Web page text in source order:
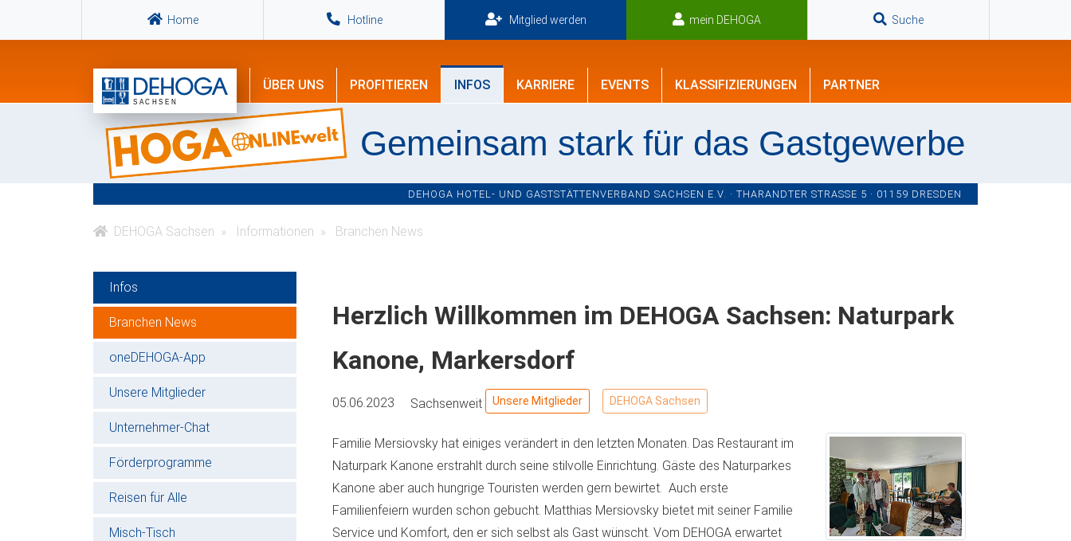
Home Hotline Mitglied werden mein DEHOGA Suche
ÜBER UNS PROFITIEREN INFOS KARRIERE EVENTS KLASSIFIZIERUNGEN PARTNER
Gemeinsam stark für das Gastgewerbe
DEHOGA HOTEL- UND GASTSTÄTTENVERBAND SACHSEN E.V. · THARANDTER STRASSE 5 · 01159 DRESDEN
DEHOGA Sachsen Informationen Branchen News
Infos
Branchen News
oneDEHOGA-App
Unsere Mitglieder
Unternehmer-Chat
Förderprogramme
Reisen für Alle
Misch-Tisch
Herzlich Willkommen im DEHOGA Sachsen: Naturpark
Kanone, Markersdorf
05.06.2023 Sachsenweit Unsere Mitglieder DEHOGA Sachsen
Familie Mersiovsky hat einiges verändert in den letzten Monaten. Das Restaurant im
Naturpark Kanone erstrahlt durch seine stilvolle Einrichtung. Gäste des Naturparkes
Kanone aber auch hungrige Touristen werden gern bewirtet. Auch erste
Familienfeiern wurden schon gebucht. Matthias Mersiovsky bietet mit seiner Familie
Service und Komfort, den er sich selbst als Gast wünscht. Vom DEHOGA erwartet